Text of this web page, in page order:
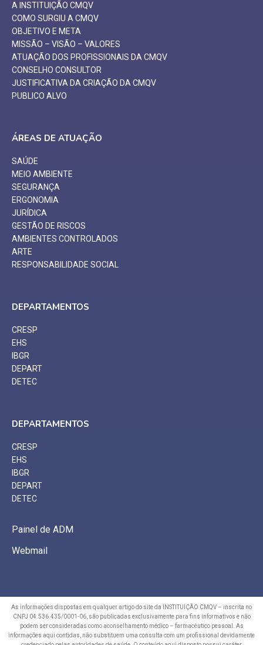
A INSTITUIÇÃO CMQV
COMO SURGIU A CMQV
OBJETIVO E META
MISSÃO – VISÃO – VALORES
ATUAÇÃO DOS PROFISSIONAIS DA CMQV
CONSELHO CONSULTOR
JUSTIFICATIVA DA CRIAÇÃO DA CMQV
PUBLICO ALVO
ÁREAS DE ATUAÇÃO
SAÚDE
MEIO AMBIENTE
SEGURANÇA
ERGONOMIA
JURÍDICA
GESTÃO DE RISCOS
AMBIENTES CONTROLADOS
ARTE
RESPONSABILIDADE SOCIAL
DEPARTAMENTOS
CRESP
EHS
IBGR
DEPART
DETEC
DEPARTAMENTOS
CRESP
EHS
IBGR
DEPART
DETEC
Painel de ADM
Webmail
As informações dispostas em qualquer artigo do site da INSTITUIÇÃO CMQV – inscrita no
CNPJ 04.536.435/0001-06, são publicadas exclusivamente para fins informativos e não
podem ser consideradas como aconselhamento médico – farmacêutico pessoal. As
informações aqui contidas, não substituem uma consulta com um profissional devidamente